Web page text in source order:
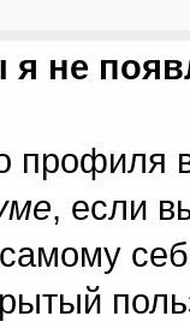
я не
, если